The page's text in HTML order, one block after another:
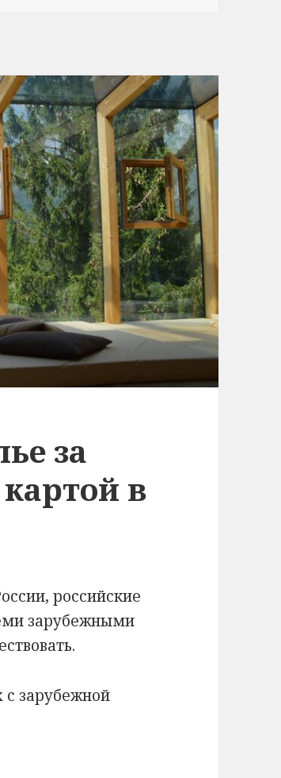
за
в
российские
зарубежными
с зарубежной
российской картой в 2024 году